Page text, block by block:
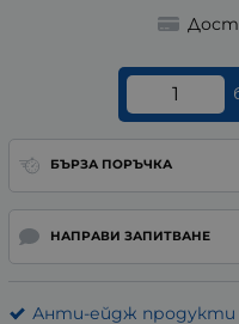
БЪРЗА ПОРЪЧКА
НАПРАВИ ЗАПИТВАНЕ
Анти-ейдж продукти